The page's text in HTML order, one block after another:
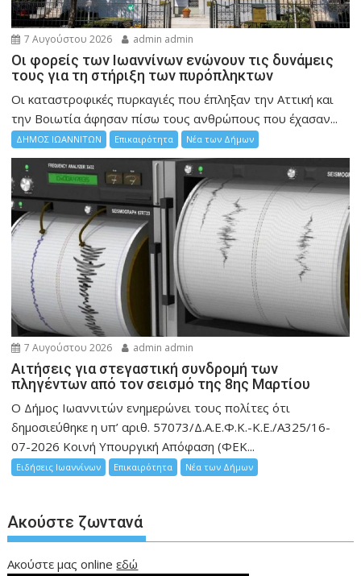
7 Αυγούστου 2026 admin admin
Οι φορείς των Ιωαννίνων ενώνουν τις δυνάμεις
τους για τη στήριξη των πυρόπληκτων
Οι καταστροφικές πυρκαγιές που έπληξαν την Αττική και
την Bοιωτία άφησαν πίσω τους ανθρώπους που έχασαν...
ΔΗΜΟΣ ΙΩΑΝΝΙΤΩΝ Επικαιρότητα Νέα των Δήμων
7 Αυγούστου 2026 admin admin
Αιτήσεις για στεγαστική συνδρομή των
πληγέντων από τον σεισμό της 8ης Μαρτίου
Ο Δήμος Ιωαννιτών ενημερώνει τους πολίτες ότι
δημοσιεύθηκε η υπ’ αριθ. 57073/Δ.Α.Ε.Φ.Κ.-Κ.Ε./Α325/16-
07-2026 Κοινή Υπουργική Απόφαση (ΦΕΚ...
Ειδήσεις Ιωαννίνων Επικαιρότητα Νέα των Δήμων
Ακούστε ζωντανά
Ακούστε μας onlineεδώ